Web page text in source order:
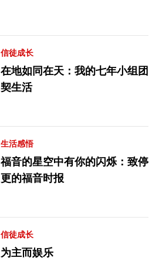
信徒成长
在地如同在天：我的七年小组团
契生活
生活感悟
福音的星空中有你的闪烁：致停
更的福音时报
信徒成长
为主而娱乐